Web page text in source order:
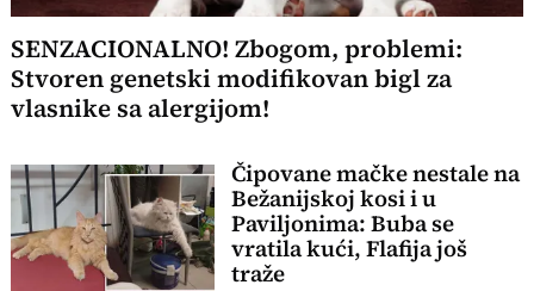
SENZACIONALNO! Zbogom, problemi:
Stvoren genetski modifikovan bigl za
vlasnike sa alergijom!
Čipovane mačke nestale na
Bežanijskoj kosi i u
Paviljonima: Buba se
vratila kući, Flafija još
traže